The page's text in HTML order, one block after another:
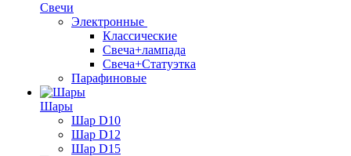
Свечи
Электронные
Классические
Свеча+лампада
Свеча+Статуэтка
Парафиновые
Шары
Шар D10
Шар D12
Шар D15